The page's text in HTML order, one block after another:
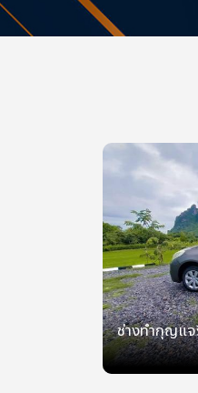
ช่างทำกุญแ